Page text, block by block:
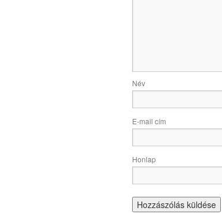
Név
E-mail cím
Honlap